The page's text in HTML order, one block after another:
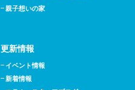
親子想いの家
更新情報
イベント情報
新着情報